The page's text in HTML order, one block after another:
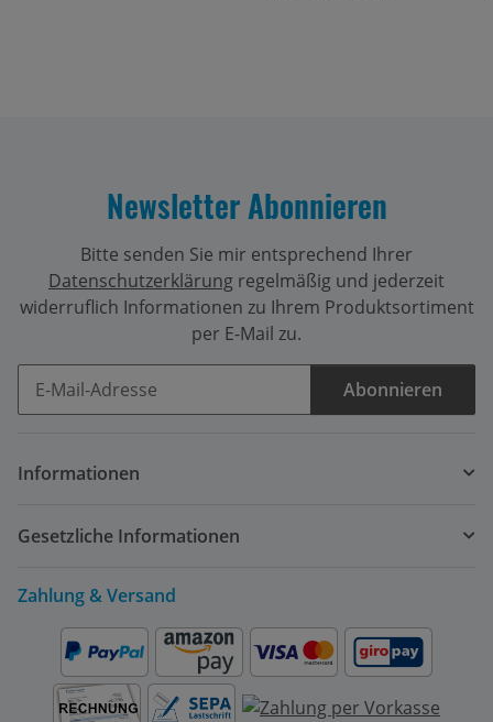
Newsletter Abonnieren
Bitte senden Sie mir entsprechend Ihrer
Datenschutzerklärung regelmäßig und jederzeit
widerruflich Informationen zu Ihrem Produktsortiment
per E-Mail zu.
Abonnieren
Informationen
Gesetzliche Informationen
Zahlung & Versand